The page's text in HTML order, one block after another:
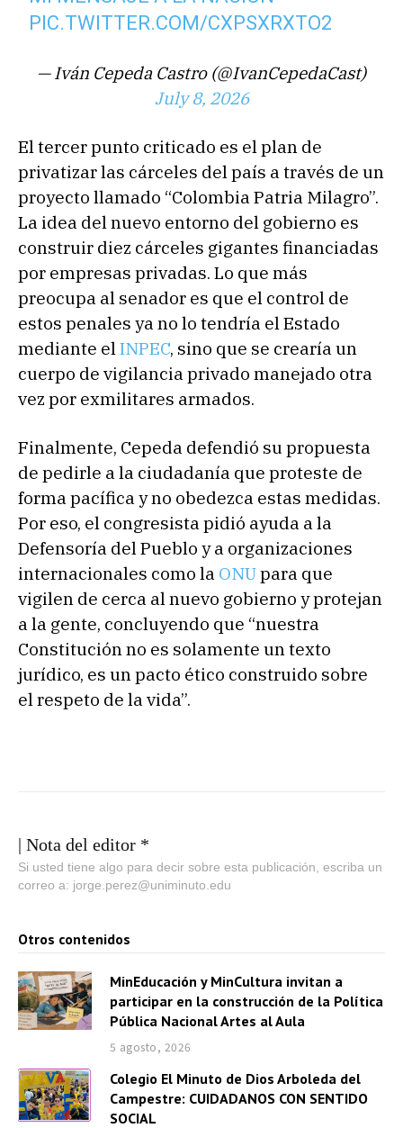
PIC.TWITTER.COM/CXPSXRXTO2
— Iván Cepeda Castro (@IvanCepedaCast)
July 8, 2026
El tercer punto criticado es el plan de
privatizar las cárceles del país a través de un
proyecto llamado “Colombia Patria Milagro”.
La idea del nuevo entorno del gobierno es
construir diez cárceles gigantes financiadas
por empresas privadas. Lo que más
preocupa al senador es que el control de
estos penales ya no lo tendría el Estado
mediante el INPEC, sino que se crearía un
cuerpo de vigilancia privado manejado otra
vez por exmilitares armados.
Finalmente, Cepeda defendió su propuesta
de pedirle a la ciudadanía que proteste de
forma pacífica y no obedezca estas medidas.
Por eso, el congresista pidió ayuda a la
Defensoría del Pueblo y a organizaciones
internacionales como la ONUpara que
vigilen de cerca al nuevo gobierno y protejan
a la gente, concluyendo que “nuestra
Constitución no es solamente un texto
jurídico, es un pacto ético construido sobre
el respeto de la vida”.
| Nota del editor *
Si usted tiene algo para decir sobre esta publicación, escriba un
correo a: jorge.perez@uniminuto.edu
Otros contenidos
MinEducación y MinCultura invitan a
participar en la construcción de la Política
Pública Nacional Artes al Aula
5 agosto, 2026
Colegio El Minuto de Dios Arboleda del
Campestre: CUIDADANOS CON SENTIDO
SOCIAL